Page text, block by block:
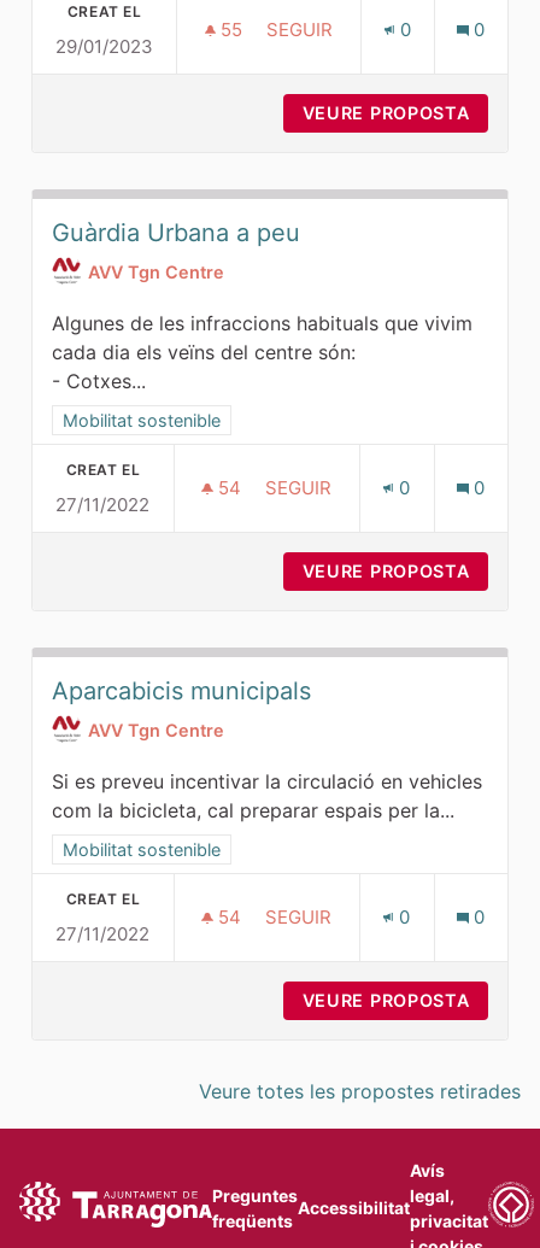
CREAT EL
29/01/2023
55 55 SEGUIDORES
SEGUIR 0 0
VEURE PROPOSTA
Guàrdia Urbana a peu
AVV Tgn Centre
Algunes de les infraccions habituals que vivim
cada dia els veïns del centre són:
- Cotxes...
Resultats al filtrar per la categoria: Mobilitat sostenible
Mobilitat sostenible
CREAT EL
27/11/2022
54 54 SEGUIDORES
SEGUIR 0 0
VEURE PROPOSTA
Aparcabicis municipals
AVV Tgn Centre
Si es preveu incentivar la circulació en vehicles
com la bicicleta, cal preparar espais per la...
Resultats al filtrar per la categoria: Mobilitat sostenible
Mobilitat sostenible
CREAT EL
27/11/2022
54 54 SEGUIDORES
SEGUIR 0 0
VEURE PROPOSTA
Veure totes les propostes retirades
Preguntes
freqüents
Accessibilitat
Avís
legal,
privacitat